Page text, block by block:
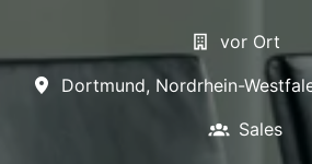
vor Ort
Dortmund, Nordrhein-
Sales